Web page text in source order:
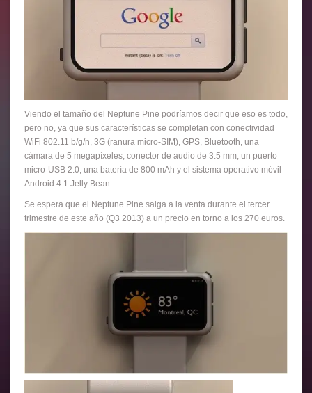
Viendo el tamaño del Neptune Pine podríamos decir que eso es todo,
pero no, ya que sus características se completan con conectividad
WiFi 802.11 b/g/n, 3G (ranura micro-SIM), GPS, Bluetooth, una
cámara de 5 megapíxeles, conector de audio de 3.5 mm, un puerto
micro-USB 2.0, una batería de 800 mAh y el sistema operativo móvil
Android 4.1 Jelly Bean.
Se espera que el Neptune Pine salga a la venta durante el tercer
trimestre de este año (Q3 2013) a un precio en torno a los 270 euros.